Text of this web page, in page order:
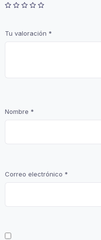
Tu valoración *
Nombre *
Correo electrónico *